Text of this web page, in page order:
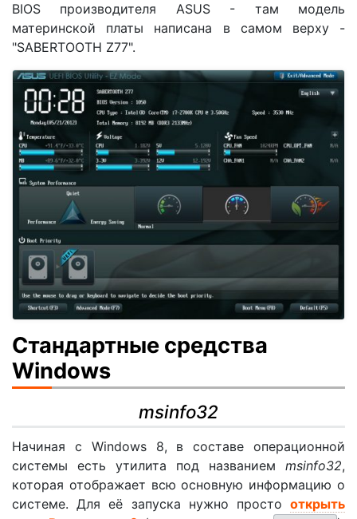
BIOS производителя ASUS - там модель
материнской платы написана в самом верху -
"SABERTOOTH Z77".
Стандартные средства
Windows
msinfo32
Начиная с Windows 8, в составе операционной
системы есть утилита под названием msinfo32,
которая отображает всю основную информацию о
системе. Для её запуска нужно просто открыть